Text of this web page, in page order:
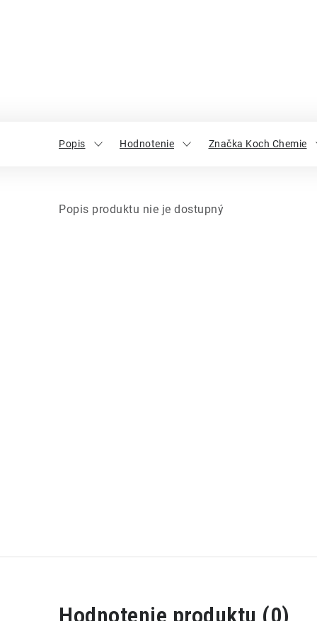
Popis Hodnotenie Značka Koch Chemie
Popis produktu nie je dostupný
Hodnotenie produktu (0)